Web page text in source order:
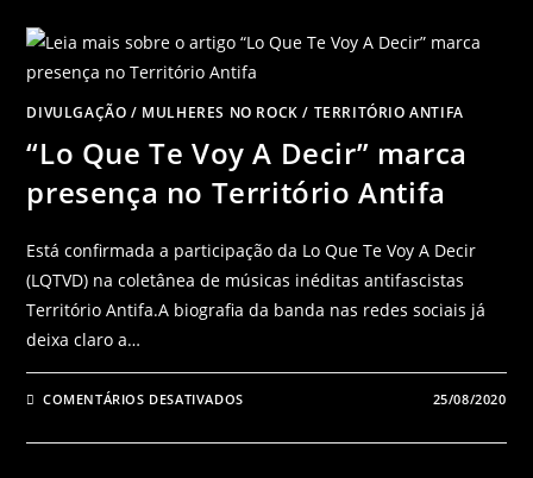
DIVULGAÇÃO / MULHERES NO ROCK / TERRITÓRIO ANTIFA
“Lo Que Te Voy A Decir” marca
presença no Território Antifa
Está confirmada a participação da Lo Que Te Voy A Decir
(LQTVD) na coletânea de músicas inéditas antifascistas
Território Antifa.A biografia da banda nas redes sociais já
deixa claro a…
COMENTÁRIOS DESATIVADOS 25/08/2020